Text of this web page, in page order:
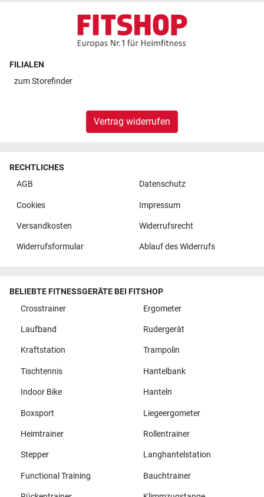
FILIALEN
zumStorefinder
Vertrag widerrufen
RECHTLICHES
AGB
Datenschutz
Cookies Impressum
Versandkosten Widerrufsrecht
Widerrufsformular Ablauf des Widerrufs
BELIEBTE FITNESSGERÄTE BEI FITSHOP
Crosstrainer
Ergometer
Laufband Rudergerät
Kraftstation Trampolin
Tischtennis Hantelbank
Indoor Bike Hanteln
Boxsport Liegeergometer
Heimtrainer Rollentrainer
Stepper Langhantelstation
Functional Training Bauchtrainer